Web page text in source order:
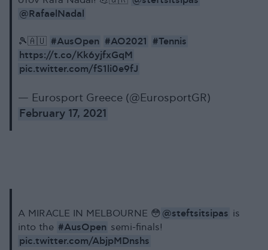
@RafaelNadal
🎾🇦🇺 #AusOpen #AO2021 #Tennis
https://t.co/Kk6yjfxGqM
pic.twitter.com/fS1li0e9fJ
— Eurosport Greece (@EurosportGR)
February 17, 2021
A MIRACLE IN MELBOURNE 😳 @steftsitsipas is
into the #AusOpen semi-finals!
pic.twitter.com/AbjpMDnshs